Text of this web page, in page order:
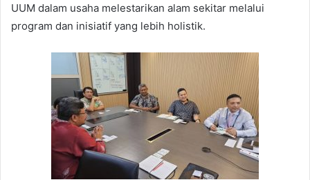
UUM dalam usaha melestarikan alam sekitar melalui
program dan inisiatif yang lebih holistik.